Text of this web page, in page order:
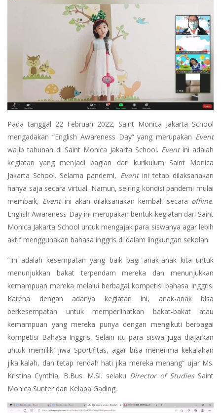
Pada tanggal 22 Februari 2022, Saint Monica Jakarta School
mengadakan “English Awareness Day” yang merupakan Event
wajib tahunan di Saint Monica Jakarta School. Event ini adalah
kegiatan yang menjadi bagian dari kurikulum Saint Monica
Jakarta School. Selama pandemi, Eventini tetap dilaksanakan
hanya saja secara virtual. Namun, seiring kondisi pandemi mulai
membaik, Eventini akan dilaksanakan kembali secara offline.
English Awareness Day ini merupakan bentuk kegiatan dari Saint
Monica Jakarta School untuk mengajak para siswanya agar lebih
aktif menggunakan bahasa inggris di dalam lingkungan sekolah.
“Ini adalah kesempatan yang baik bagi anak-anak kita untuk
menunjukkan bakat terpendam mereka dan menunjukkan
kemampuan mereka melalui berbagai kompetisi bahasa Inggris.
Karena dengan adanya kegiatan ini, anak-anak bisa
berkesempatan untuk memperlihatkan bakat-bakat atau
kemampuan yang mereka punya dengan mengikuti berbagai
kompetisi Bahasa Inggris, Selain itu para siswa juga diajarkan
untuk memiliki jiwa Sportifitas, agar bisa menerima kekalahan
jika kalah, dan tetap rendah hati jika mereka menang” ujar Ms.
Kristina Cynthia, B.Bus. M.Si. selaku Director of StudiesSaint
Monica Sunter dan Kelapa Gading.